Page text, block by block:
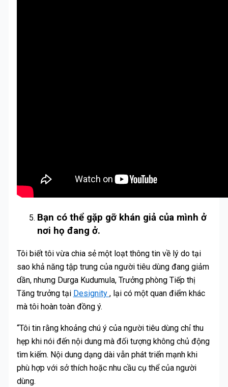
Bạn có thể gặp gỡ khán giả của mình ở
nơi họ đang ở.
Tôi biết tôi vừa chia sẻ một loạt thông tin về lý do tại
sao khả năng tập trung của người tiêu dùng đang giảm
dần, nhưng Durga Kudumula, Trưởng phòng Tiếp thị
Tăng trưởng tại Designity , lại có một quan điểm khác
mà tôi hoàn toàn đồng ý.
“Tôi tin rằng khoảng chú ý của người tiêu dùng chỉ thu
hẹp khi nói đến nội dung mà đối tượng không chủ động
tìm kiếm. Nội dung dạng dài vẫn phát triển mạnh khi
phù hợp với sở thích hoặc nhu cầu cụ thể của người
dùng.